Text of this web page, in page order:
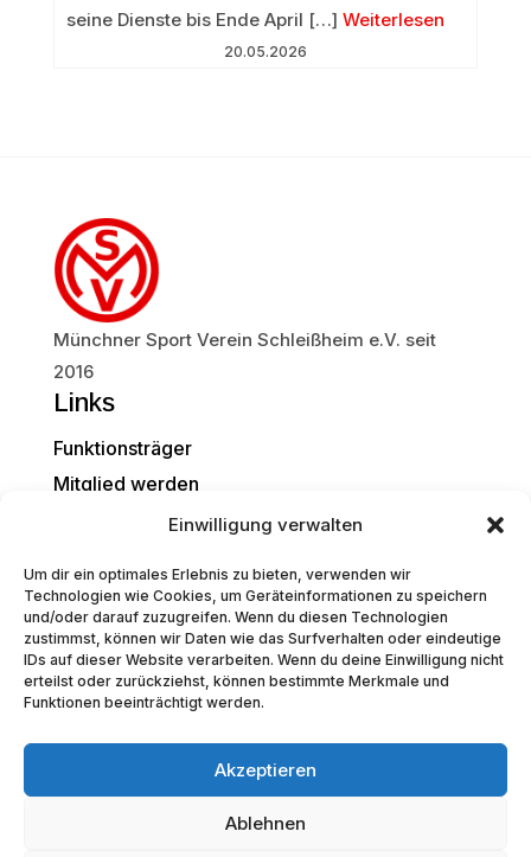
Einwilligung verwalten
Um dir ein optimales Erlebnis zu bieten, verwenden wir
Technologien wie Cookies, um Geräteinformationen zu speichern
und/oder darauf zuzugreifen. Wenn du diesen Technologien
zustimmst, können wir Daten wie das Surfverhalten oder eindeutige
IDs auf dieser Website verarbeiten. Wenn du deine Einwilligung nicht
erteilst oder zurückziehst, können bestimmte Merkmale und
Funktionen beeinträchtigt werden.
Akzeptieren
Ablehnen
seine Dienste bis Ende April […] Weiterlesen
20.05.2026
Münchner Sport Verein Schleißheim e.V. seit
2016
Links
Funktionsträger
Mitglied werden
Fußball
Turnen
Rechtliches
Impressum
Datenschutz
msv.schleissheim@gmail.com